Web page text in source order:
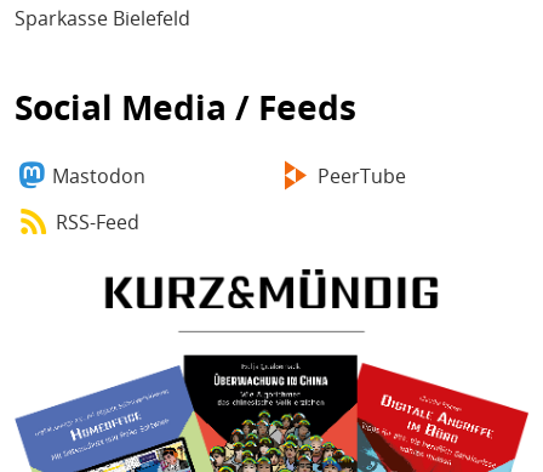
Sparkasse Bielefeld
Social Media / Feeds
Mastodon
PeerTube
RSS-Feed